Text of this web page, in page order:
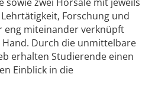
Forschung und
eng miteinander verknüpft
Durch die unmittelbare
erhalten Studierende einen
Einblick in die